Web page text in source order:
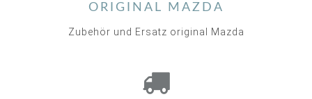
ORIGINAL MAZDA
Zubehör und Ersatz original Mazda